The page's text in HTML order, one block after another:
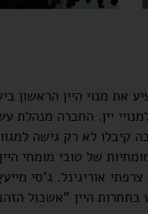
את מנוי היין הראשון
יין. החברה מנהלת
קיבלו לא רק גישה
של טובי מומחי
אוריגינל. ג'סי
היין "אשכול